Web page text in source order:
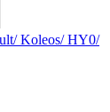
Koleos/ HY0/